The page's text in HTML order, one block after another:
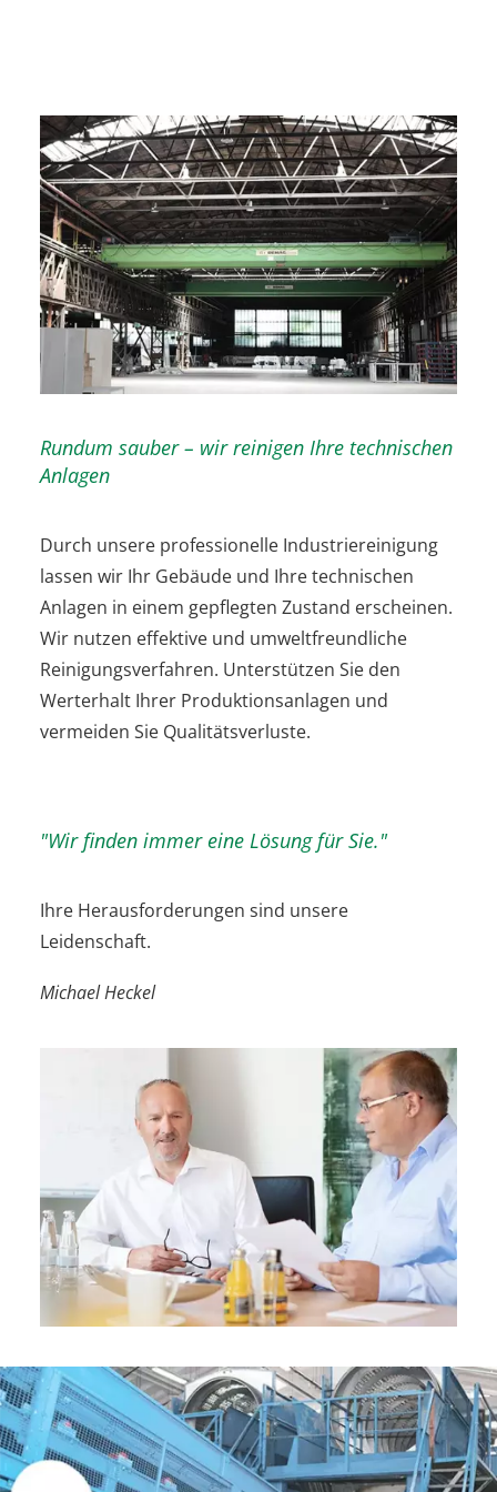
Rundum sauber – wir reinigen Ihre technischen
Anlagen
Durch unsere professionelle Industriereinigung
lassen wir Ihr Gebäude und Ihre technischen
Anlagen in einem gepflegten Zustand erscheinen.
Wir nutzen effektive und umweltfreundliche
Reinigungsverfahren. Unterstützen Sie den
Werterhalt Ihrer Produktionsanlagen und
vermeiden Sie Qualitätsverluste.
"Wir finden immer eine Lösung für Sie."
Ihre Herausforderungen sind unsere
Leidenschaft.
Michael Heckel